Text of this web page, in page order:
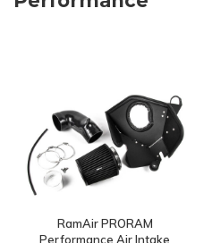
RamAir PRORAM
Performance Air Intake